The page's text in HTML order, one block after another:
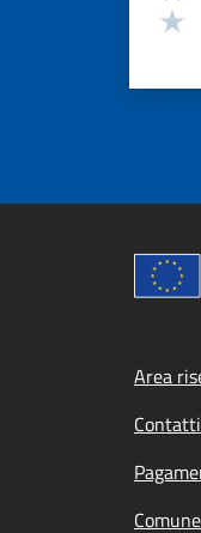
Area
Contatti